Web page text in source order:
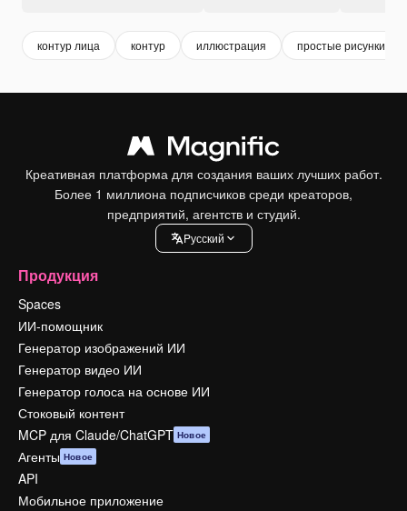
контур лица контур иллюстрация простые рисунки
Креативная платформа для создания ваших лучших работ.
Более 1 миллиона подписчиков среди креаторов,
предприятий, агентств и студий.
Pусский
Продукция
Spaces
ИИ-помощник
Генератор изображений ИИ
Генератор видео ИИ
Генератор голоса на основе ИИ
Стоковый контент
MCP для Claude/ChatGPT Новое
Агенты Новое
API
Мобильное приложение